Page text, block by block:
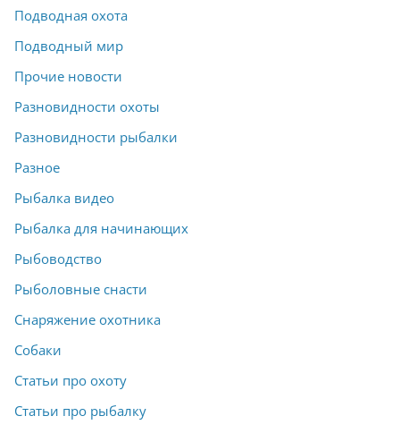
Подводная охота
Подводный мир
Прочие новости
Разновидности охоты
Разновидности рыбалки
Разное
Рыбалка видео
Рыбалка для начинающих
Рыбоводство
Рыболовные снасти
Снаряжение охотника
Собаки
Статьи про охоту
Статьи про рыбалку